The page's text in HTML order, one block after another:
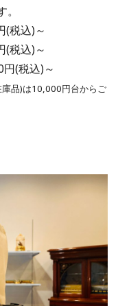
(税込)～
(税込)～
(税込)～
品)は10,000円台からご